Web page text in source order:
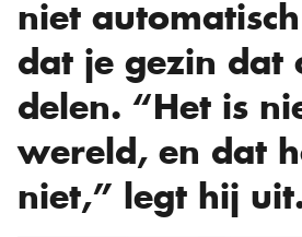
niet
dat je gezin dat
delen. “Het is
wereld, en dat
niet,” legt hij